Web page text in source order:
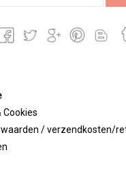
Cookies
/ verzendkosten/